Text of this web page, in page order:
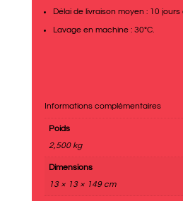
Délai de livraison moyen : 10 jours
Lavage en machine : 30°C.
Informations complémentaires
Poids
2,500 kg
Dimensions
13 × 13 × 149 cm